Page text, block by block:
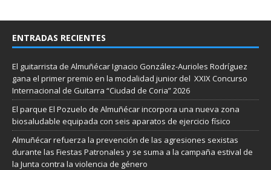
ENTRADAS RECIENTES
El guitarrista de Almuñécar Ignacio González-Aurioles Rodríguez
gana el primer premio en la modalidad junior del XXIX Concurso
Internacional de Guitarra “Ciudad de Coria” 2026
El parque El Pozuelo de Almuñécar incorpora una nueva zona
biosaludable equipada con seis aparatos de ejercicio físico
Almuñécar refuerza la prevención de las agresiones sexistas
durante las Fiestas Patronales y se suma a la campaña estival de
la Junta contra la violencia de género